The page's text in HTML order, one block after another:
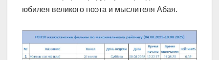
юбилея великого поэта и мыслителя Абая.